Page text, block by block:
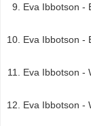
Eva Ibbotson -
Eva Ibbotson -
Eva Ibbotson -
Eva Ibbotson -